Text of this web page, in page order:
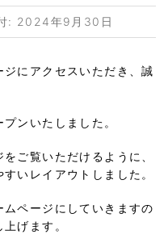
: 2024年9月30日
にアクセスいただき、誠
ンいたしました。
ご覧いただけるように、
いレイアウトしました。
ページにしていきますの
げます。